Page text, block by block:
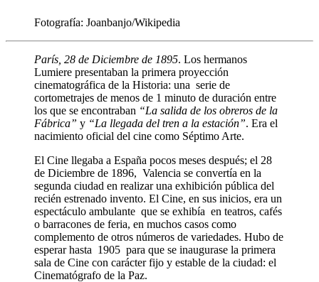
Fotografía: Joanbanjo/Wikipedia
París, 28 de Diciembre de 1895. Los hermanos
Lumiere presentaban la primera proyección
cinematográfica de la Historia: una serie de
cortometrajes de menos de 1 minuto de duración entre
los que se encontraban “La salida de los obreros de la
Fábrica” y “La llegada del tren a la estación”. Era el
nacimiento oficial del cine como Séptimo Arte.
El Cine llegaba a España pocos meses después; el 28
de Diciembre de 1896, Valencia se convertía en la
segunda ciudad en realizar una exhibición pública del
recién estrenado invento. El Cine, en sus inicios, era un
espectáculo ambulante que se exhibía en teatros, cafés
o barracones de feria, en muchos casos como
complemento de otros números de variedades. Hubo de
esperar hasta 1905 para que se inaugurase la primera
sala de Cine con carácter fijo y estable de la ciudad: el
Cinematógrafo de la Paz.